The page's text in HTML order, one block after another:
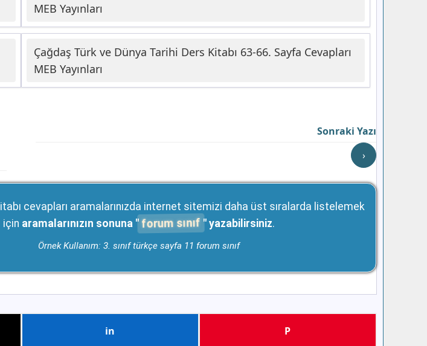
MEB Yayınları
Çağdaş Türk ve Dünya Tarihi Ders Kitabı 63-66. Sayfa Cevapları
MEB Yayınları
Sonraki Yazı
›
cevapları aramalarınızda internet sitemizi daha üst sıralarda listelemek
için aramalarınızın sonuna " forum sınıf " yazabilirsiniz.
Örnek Kullanım: 3. sınıf türkçe sayfa 11 forum sınıf
in P